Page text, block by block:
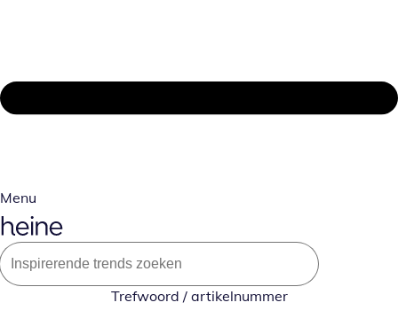
Menu
Trefwoord / artikelnummer